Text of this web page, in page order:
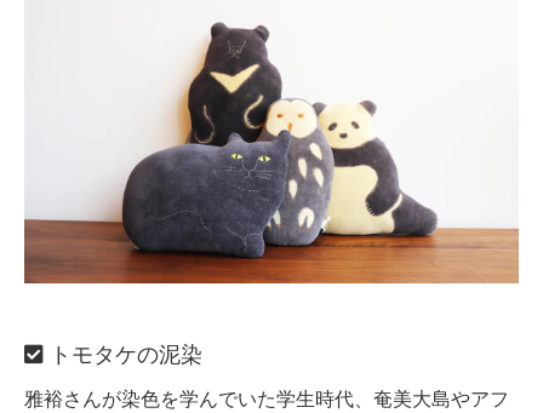
トモタケの泥染
雅裕さんが染色を学んでいた学生時代、奄美大島やアフ